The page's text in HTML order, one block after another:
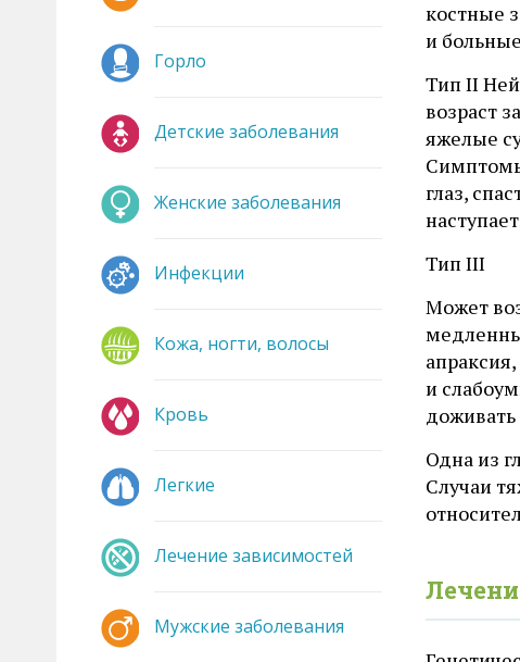
костные
и
Тип II
возраст
яжелые
глаз,
Тип III
Может
и
доживать
Одна из
Случаи
Горло
Детские заболевания
Женские заболевания
Инфекции
Кожа, ногти, волосы
Кровь
Легкие
Лечение зависимостей
Мужские заболевания